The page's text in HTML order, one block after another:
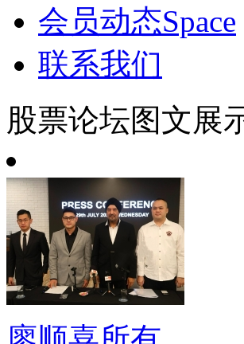
会员动态Space
联系我们
股票论坛图文展